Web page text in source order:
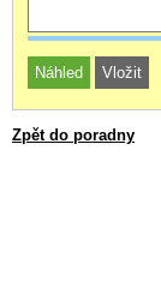
Zpět do poradny